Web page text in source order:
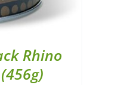
Rhino